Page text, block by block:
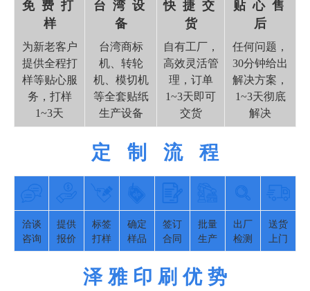
免 费 打
样
为新老客户
提供全程打
样等贴心服
务，打样
1~3天
台 湾 设
备
台湾商标
机、转轮
机、模切机
等全套贴纸
生产设备
快 捷 交
货
自有工厂，
高效灵活管
理，订单
1~3天即可
交货
贴 心 售
后
任何问题，
30分钟给出
解决方案，
1~3天彻底
解决
定 制 流 程
洽谈
咨询
提供
报价
标签
打样
确定
样品
签订
合同
批量
生产
出厂
检测
送货
上门
泽 雅 印 刷 优 势